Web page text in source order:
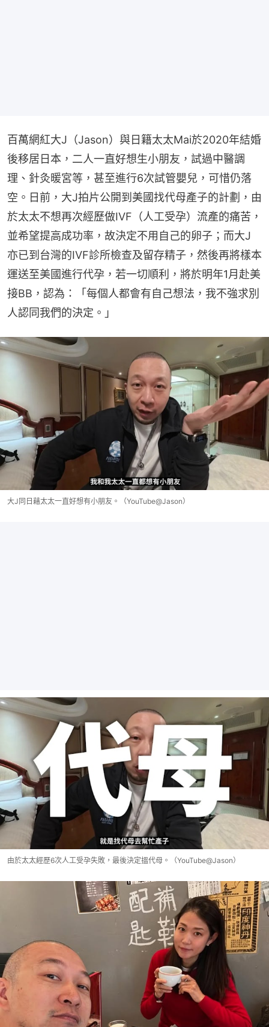
百萬網紅大J（Jason）與日籍太太Mai於2020年結婚
後移居日本，二人一直好想生小朋友，試過中醫調
理、針灸暖宮等，甚至進行6次試管嬰兒，可惜仍落
空。日前，大J拍片公開到美國找代母產子的計劃，由
於太太不想再次經歷做IVF（人工受孕）流產的痛苦，
並希望提高成功率，故決定不用自己的卵子；而大J
亦已到台灣的IVF診所檢查及留存精子，然後再將樣本
運送至美國進行代孕，若一切順利，將於明年1月赴美
接BB，認為：「每個人都會有自己想法，我不強求別
人認同我們的決定。」
大J同日藉太太一直好想有小朋友。（YouTube@Jason）
由於太太經歷6次人工受孕失敗，最後決定搵代母。（YouTube@Jason）